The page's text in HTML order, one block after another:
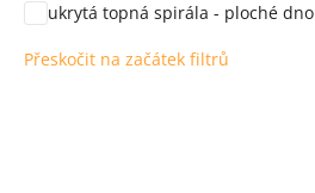
ukrytá topná spirála - ploché dno
Přeskočit na začátek filtrů